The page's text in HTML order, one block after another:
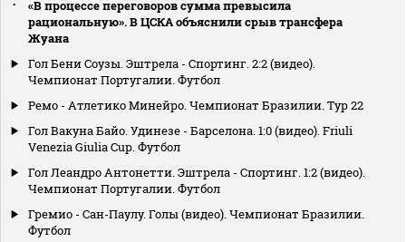
«В процессе переговоров сумма превысила
рациональную». В ЦСКА объяснили срыв трансфера
Жуана
Гол Бени Соузы. Эштрела - Спортинг. 2:2 (видео).
Чемпионат Португалии. Футбол
Ремо - Атлетико Минейро. Чемпионат Бразилии. Тур 22
Гол Вакуна Байо. Удинезе - Барселона. 1:0 (видео). Friuli
Venezia Giulia Cup. Футбол
Гол Леандро Антонетти. Эштрела - Спортинг. 1:2 (видео).
Чемпионат Португалии. Футбол
Гремио - Сан-Паулу. Голы (видео). Чемпионат Бразилии.
Футбол